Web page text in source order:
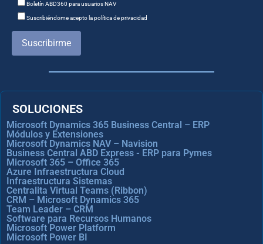
Boletín ABD360 para usuarios NAV
Suscribiéndome acepto la política de privacidad
Suscribirme
SOLUCIONES
Microsoft Dynamics 365 Business Central – ERP
Módulos y Extensiones
Microsoft Dynamics NAV – Navision
Business Central ABD Express - ERP para Pymes
Microsoft 365 – Office 365
Azure Infraestructura Cloud
Infraestructura Sistemas
Centralita Virtual Teams (Ribbon)
CRM – Microsoft Dynamics 365
Team Leader – CRM
Software para Recursos Humanos
Microsoft Power Platform
Microsoft Power BI